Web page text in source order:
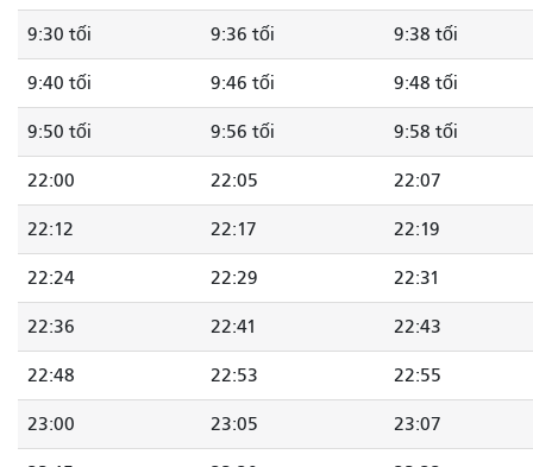
9:30 tối 9:36 tối 9:38 tối
9:40 tối 9:46 tối 9:48 tối
9:50 tối 9:56 tối 9:58 tối
22:00 22:05 22:07
22:12 22:17 22:19
22:24 22:29 22:31
22:36 22:41 22:43
22:48 22:53 22:55
23:00 23:05 23:07